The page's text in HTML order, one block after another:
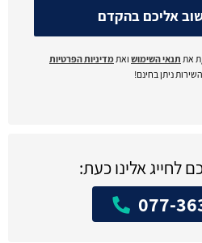
את תנאי השימוש ואת מדיניות הפרטיות
ניתן בחינם!
לחייג אלינו כעת:
077-